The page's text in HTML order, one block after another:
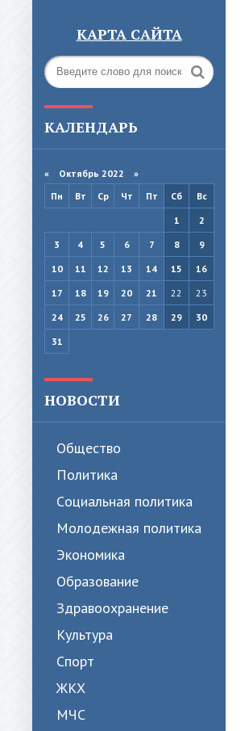
КАРТА САЙТА
КАЛЕНДАРЬ
« Октябрь 2022 »
Пн
Вт Ср Чт Пт Сб
Вс
1
2
3
4 5 6 7 8
9
10
11 12 13 14 15
16
17
18 19 20 21 22
23
24
25 26 27 28 29
30
31
НОВОСТИ
Общество
Политика
Cоциальная политика
Молодежная политика
Экономика
Образование
Здравоохранение
Культура
Спорт
ЖКХ
МЧС